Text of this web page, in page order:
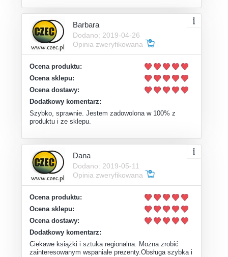
Barbara
Dodano: 2019-04-26
Opinia zweryfikowana
Ocena produktu:
Ocena sklepu:
Ocena dostawy:
Dodatkowy komentarz:
Szybko, sprawnie. Jestem zadowolona w 100% z
produktu i ze sklepu.
Dana
Dodano: 2019-05-11
Opinia zweryfikowana
Ocena produktu:
Ocena sklepu:
Ocena dostawy:
Dodatkowy komentarz:
Ciekawe książki i sztuka regionalna. Można zrobić
zainteresowanym wspaniałe prezenty.Obsługa szybka i